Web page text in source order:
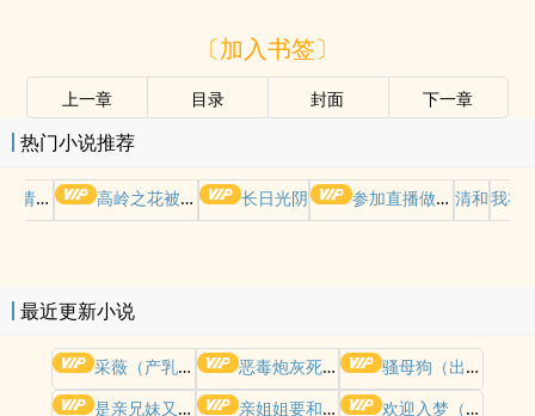
〔加入书签〕
上一章 目录 封面 下一章
热门小说推荐
摆好 高岭之花被权贵轮了后 长日光阴 参加直播做爱综艺后我火了(NPH) 清和我在
最近更新小说
采薇（产乳 NPH） 恶毒炮灰死遁成白月光了（强制H）
骚母狗（出轨 偷情 NPH）
是亲兄妹又怎样（真骨科）
亲姐姐要和我换老公睡(换夫出轨/姐夫妹夫) 欢迎入梦（人外/NP）